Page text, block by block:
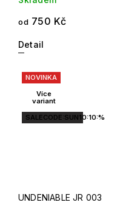
od 750 Kč
Detail
NOVINKA
Více
variant
SALECODE:SUN10:10:%
UNDENIABLE JR 003